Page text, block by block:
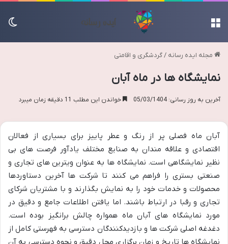
مجله ایده رسانه /گردشگری و اقامتی
نمایشگاه ها در ماه آبان
آخرین به روز رسانی: 05/03/1404 خواندن این مطلب 11 دقیقه زمان میبرد
آبان ماه فصلی پر از رنگ و عطر پاییز برای بسیاری از فعالان
اقتصادی و علاقه مندان به صنایع مختلف یادآور فرصت های بی
نظیر نمایشگاهی است. نمایشگاه ها به عنوان ویترین های تجاری و
صنعتی بستری را فراهم می کنند تا شرکت ها آخرین دستاوردها
محصولات و خدمات خود را به نمایش بگذارند و با مشتریان شرکای
تجاری و رقبا در ارتباط باشند. اما یافتن اطلاعات جامع و دقیق در
مورد نمایشگاه های آبان ماه همواره چالش برانگیز بوده است.
دغدغه اصلی شرکت ها و بازدیدکنندگان دسترسی به فهرستی کامل از
نمایشگاه ها تاریخ و زمان برگزاری محل دقیق و نحوه دسترسی به آن